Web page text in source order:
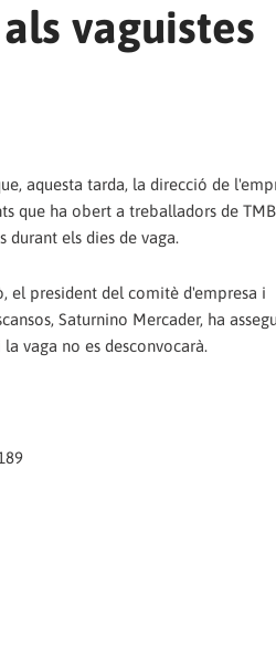
vaguistes
aquesta tarda, la direcció de
que ha obert a treballadors de
els dies de vaga.
el president del comitè d'empresa i
Saturnino Mercader, ha
vaga no es desconvocarà.